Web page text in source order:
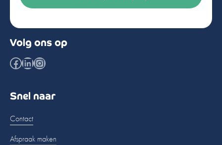
Volg ons op
Facebook
LinkedIn
Instagram
Snel naar
Contact
Afspraak maken